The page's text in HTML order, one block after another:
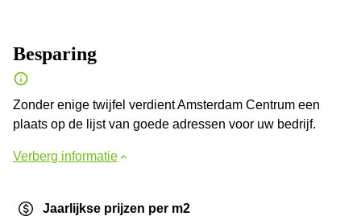
Besparing
Zonder enige twijfel verdient Amsterdam Centrum een
plaats op de lijst van goede adressen voor uw bedrijf.
Verberg informatie
Jaarlijkse prijzen per m2